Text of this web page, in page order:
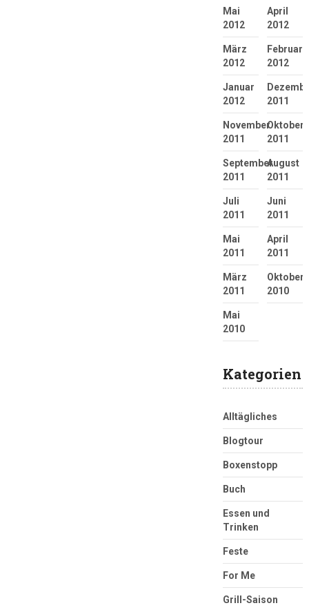
Mai
2012
April
2012
März
2012
Februar
2012
Januar
2012
2011
November
2011
Oktober
2011
September
2011
August
2011
Juli
2011
Juni
2011
Mai
2011
April
2011
März
2011
Oktober
2010
Mai
2010
Kategorien
Alltägliches
Blogtour
Boxenstopp
Buch
Essen und
Trinken
Feste
For Me
Grill-Saison